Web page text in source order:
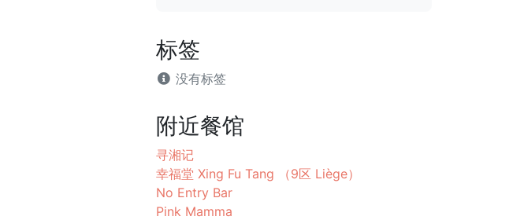
标签
没有标签
附近餐馆
寻湘记
幸福堂 Xing Fu Tang （9区 Liège）
No Entry Bar
Pink Mamma